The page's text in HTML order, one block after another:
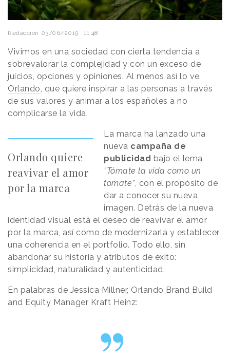
Redacción 03/06/2019 · 11:48
Vivimos en una sociedad con cierta tendencia a
sobrevalorar la complejidad y con un exceso de
juicios, opciones y opiniones. Al menos así lo ve
Orlando , que quiere inspirar a las personas a través
de sus valores y animar a los españoles a no
complicarse la vida.
Orlando quiere
reavivar el amor
por la marca
La marca ha lanzado una
nueva campaña de
publicidad bajo el lema
“Tómate la vida como un
tomate”, con el propósito de
dar a conocer su nueva
imagen. Detrás de la nueva
identidad visual está el deseo de reavivar el amor
por la marca, así como de modernizarla y establecer
una coherencia en el portfolio. Todo ello, sin
abandonar su historia y atributos de éxito:
simplicidad, naturalidad y autenticidad.
En palabras de Jessica Millner, Orlando Brand Build
and Equity Manager Kraft Heinz: